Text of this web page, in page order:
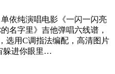
依纯演唱电影《一闪一闪亮
名字里》吉他弹唱六线谱，
选用C调指法编配，高清图片
躲进你眼里…